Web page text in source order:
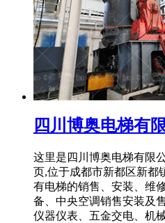
四川博奥电梯有
这里是四川博奥电梯有限
页,位于成都市新都区新都
有电梯的销售、安装、维
备、中央空调销售安装及
仪器仪表、五金交电、机